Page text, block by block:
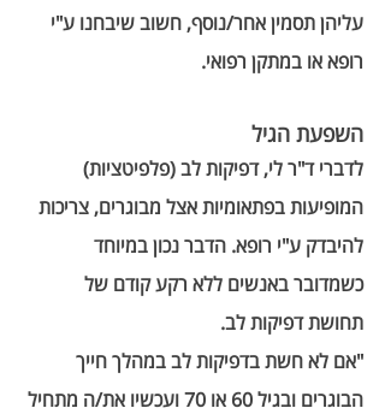
עליהן תסמין אחר/נוסף, חשוב שיבחנו ע"י
רופא או במתקן רפואי.
השפעת הגיל
לדברי ד"ר לי, דפיקות לב (פלפיטציות)
המופיעות בפתאומיות אצל מבוגרים, צריכות
להיבדק ע"י רופא. הדבר נכון במיוחד
כשמדובר באנשים ללא רקע קודם של
תחושת דפיקות לב.
"אם לא חשת בדפיקות לב במהלך חייך
הבוגרים ובגיל 60 או 70 ועכשיו את/ה מתחיל